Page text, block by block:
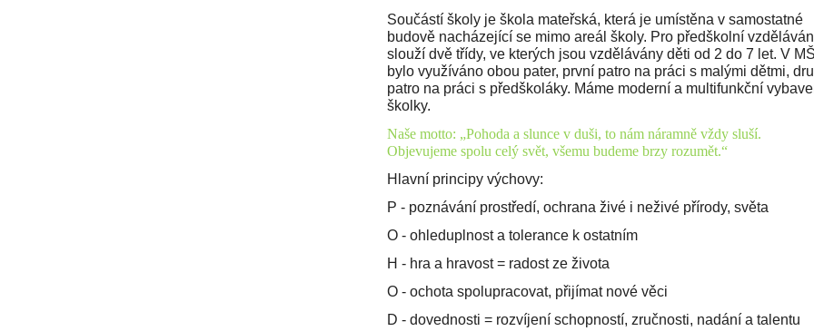
Součástí školy je škola mateřská, která je umístěna v samostatné
budově nacházející se mimo areál školy. Pro předškolní
slouží dvě třídy, ve kterých jsou vzdělávány děti od 2 do 7 let. V MŠ
bylo využíváno obou pater, první patro na práci s malými dětmi,
patro na práci s předškoláky. Máme moderní a multifunkční
školky.
Naše motto: „Pohoda a slunce v duši, to nám náramně vždy sluší.
Objevujeme spolu celý svět, všemu budeme brzy rozumět.“
Hlavní principy výchovy:
P - poznávání prostředí, ochrana živé i neživé přírody, světa
O - ohleduplnost a tolerance k ostatním
H - hra a hravost = radost ze života
O - ochota spolupracovat, přijímat nové věci
D - dovednosti = rozvíjení schopností, zručnosti, nadání a talentu